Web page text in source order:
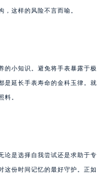
这样的风险不言而喻。
的小知识。避免将手表暴露于极
是延长手表寿命的金科玉律。就
料。
论是选择自我尝试还是求助于专
这份时间记忆的最好守护。正如